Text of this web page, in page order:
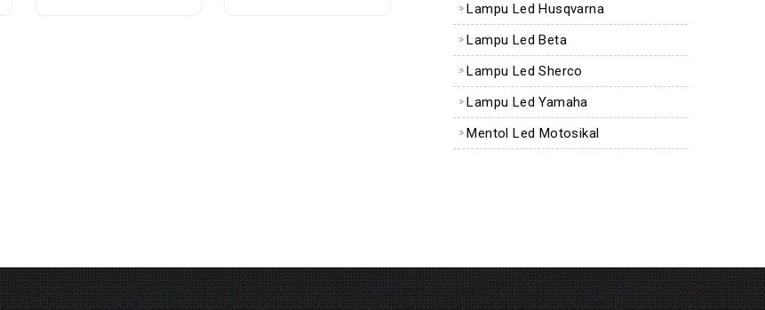
Lampu Led Husqvarna
Lampu Led Beta
Lampu Led Sherco
Lampu Led Yamaha
Mentol Led Motosikal